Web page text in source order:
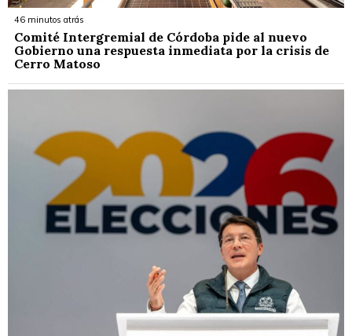
46 minutos atrás
Comité Intergremial de Córdoba pide al nuevo
Gobierno una respuesta inmediata por la crisis de
Cerro Matoso